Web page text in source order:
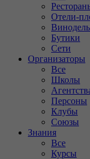
Отели-
Бутики
Сети
Организаторы
Все
Школы
Персоны
Клубы
Союзы
Знания
Все
Курсы